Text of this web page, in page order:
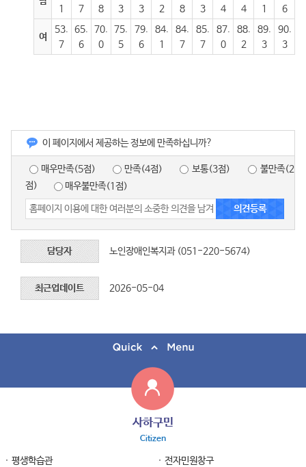
1
7
8
3
3
2
8
3
4
4
1
6
여
53.
7
65.
6
70.
0
75.
5
79.
6
84.
1
84.
7
85.
7
87.
0
88.
2
89.
3
90.
3
이 페이지에서 제공하는 정보에 만족하십니까?
매우만족(5점) 만족(4점) 보통(3점)
점)
매우불만족(1점)
담당자 노인장애인복지과 (051-220-5674)
최근업데이트 2026-05-04
사하구민
Citizen
평생학습관
전자민원창구